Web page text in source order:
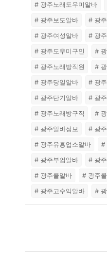
# 광주노래도우미알바
# 광주보도알바
# 광
# 광주여성알바
# 광
# 광주도우미구인
#
# 광주노래방직원
#
# 광주당일알바
# 광
# 광주단기알바
# 광
# 광주노래방구직
#
# 광주알바정보
# 광
# 광주유흥업소알바
#
# 광주부업알바
# 광
# 광주콜알바
# 광주
# 광주고수익알바
#